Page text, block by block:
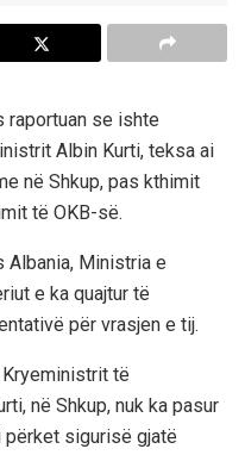
raportuan se ishte
Albin Kurti, teksa ai
në Shkup, pas kthimit
të OKB-së.
Albania, Ministria e
e ka quajtur të
për vrasjen e tij.
të
në Shkup, nuk ka pasur
përket sigurisë gjatë